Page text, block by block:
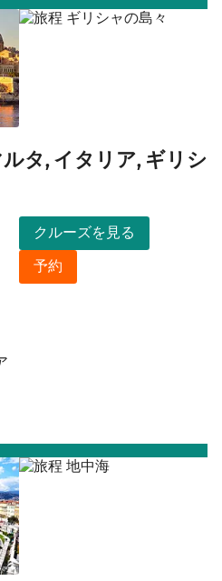
タ, イタリア, ギリシ
クルーズを見る
予約